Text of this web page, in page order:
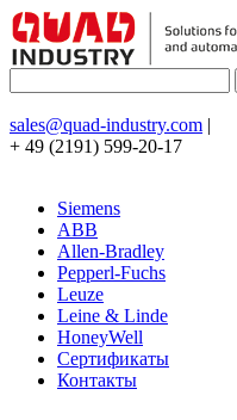
sales@quad-industry.com |
+ 49 (2191) 599-20-17
Siemens
ABB
Allen-Bradley
Pepperl-Fuchs
Leuze
Leine & Linde
HoneyWell
Сертификаты
Контакты